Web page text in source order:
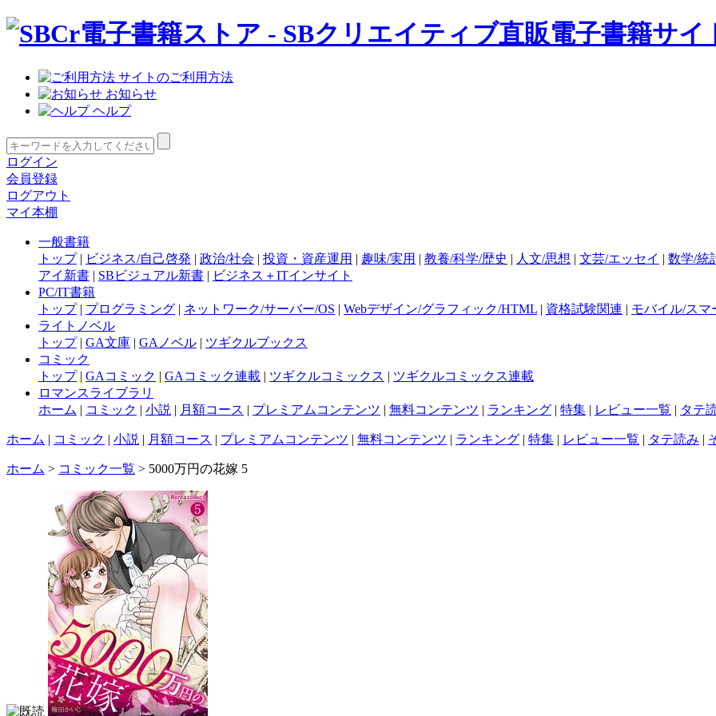
サイトのご利用方法
お知らせ
ヘルプ
ログイン
会員登録
ログアウト
マイ本棚
一般書籍
トップ| ビジネス/自己啓発 | 政治/社会 | 投資・資産運用 | 趣味/実用 | 教養/科学/歴史 | 人文/思想 | 文芸/エッセイ | 数学/統
アイ新書 | SBビジュアル新書 | ビジネス＋ITインサイト
PC/IT書籍
トップ| プログラミング | ネットワーク/サーバー/OS | Webデザイン/グラフィック/HTML | 資格試験関連 | モバイル/スマ
ライトノベル
トップ| GA文庫 | GAノベル | ツギクルブックス
コミック
トップ| GAコミック | GAコミック連載 | ツギクルコミックス | ツギクルコミックス連載
ロマンスライブラリ
ホーム | コミック | 小説 | 月額コース | プレミアムコンテンツ | 無料コンテンツ | ランキング | 特集 | レビュー一覧 | タテ
ホーム | コミック | 小説 | 月額コース | プレミアムコンテンツ | 無料コンテンツ | ランキング | 特集 | レビュー一覧 | タテ読み |
ホーム > コミック一覧 > 5000万円の花嫁 5